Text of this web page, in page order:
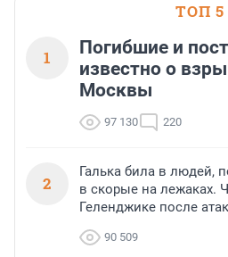
ТОП 5
1
Погибшие и
известно о
Москвы
97 130 220
2
Галька била в людей,
в скорые на лежаках.
Геленджике после
90 509